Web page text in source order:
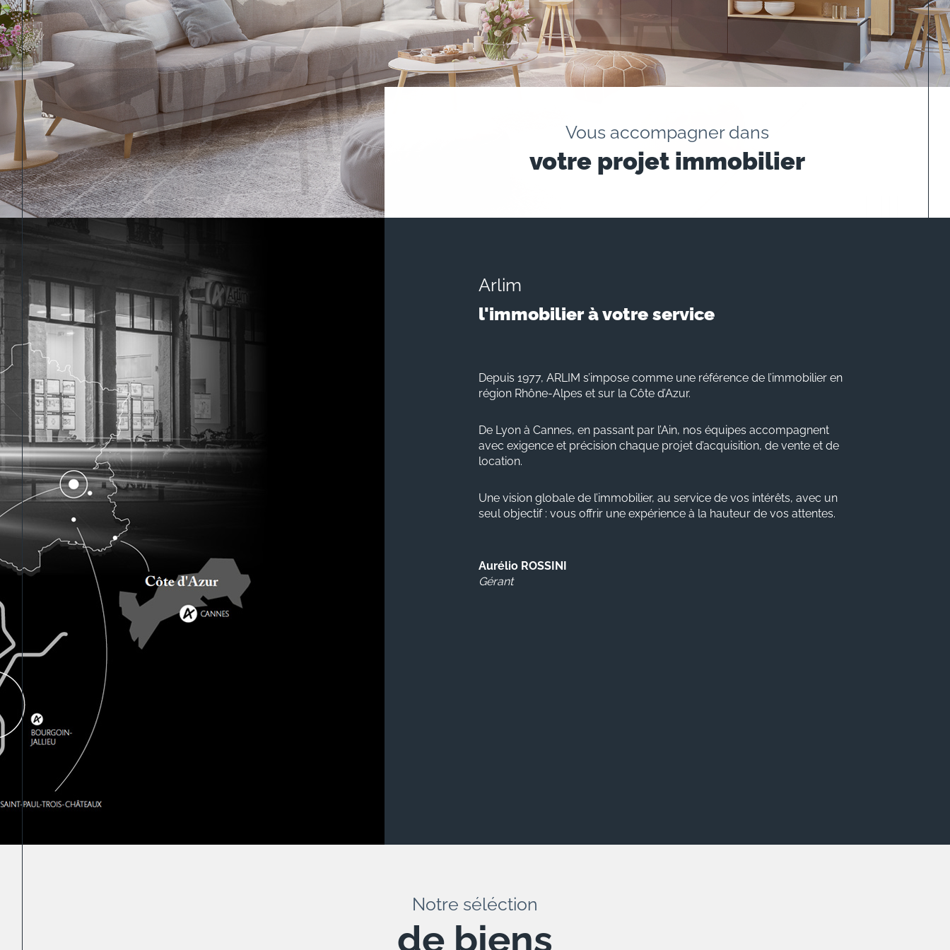
Vous accompagner dans
votre projet immobilier
Arlim
l'immobilier à votre service
Depuis 1977, ARLIM s’impose comme une référence de l’immobilier en
région Rhône-Alpes et sur la Côte d’Azur.
De Lyon à Cannes, en passant par l’Ain, nos équipes accompagnent
avec exigence et précision chaque projet d’acquisition, de vente et de
location.
Une vision globale de l’immobilier, au service de vos intérêts, avec un
seul objectif : vous offrir une expérience à la hauteur de vos attentes.
Aurélio ROSSINI
Gérant
Notre séléction
de biens